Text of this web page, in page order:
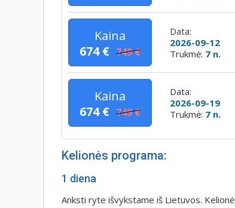
Kaina
674 € 749 €
Data:
2026-09-12
Trukmė: 7 n.
Kaina
674 € 749 €
Data:
2026-09-19
Trukmė: 7 n.
Kelionės programa:
1 diena
Anksti ryte išvykstame iš Lietuvos.